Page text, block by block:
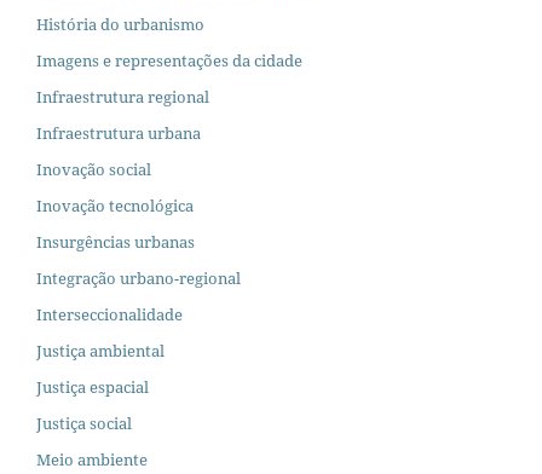
História do urbanismo
Imagens e representações da cidade
Infraestrutura regional
Infraestrutura urbana
Inovação social
Inovação tecnológica
Insurgências urbanas
Integração urbano-regional
Interseccionalidade
Justiça ambiental
Justiça espacial
Justiça social
Meio ambiente